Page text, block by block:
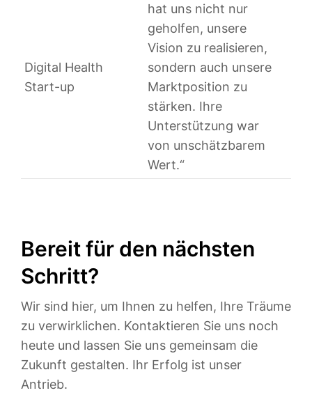
Digital Health
Start-up
hat uns nicht nur
geholfen, unsere
Vision zu realisieren,
sondern auch unsere
Marktposition zu
stärken. Ihre
Unterstützung war
von unschätzbarem
Wert.“
Bereit für den nächsten
Schritt?
Wir sind hier, um Ihnen zu helfen, Ihre Träume
zu verwirklichen. Kontaktieren Sie uns noch
heute und lassen Sie uns gemeinsam die
Zukunft gestalten. Ihr Erfolg ist unser
Antrieb.